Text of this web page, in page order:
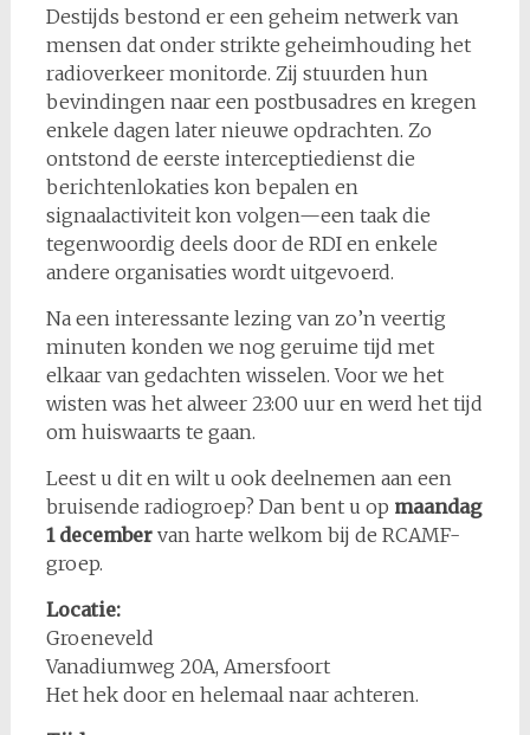
Destijds bestond er een geheim netwerk van
mensen dat onder strikte geheimhouding het
radioverkeer monitorde. Zij stuurden hun
bevindingen naar een postbusadres en kregen
enkele dagen later nieuwe opdrachten. Zo
ontstond de eerste interceptiedienst die
berichtenlokaties kon bepalen en
signaalactiviteit kon volgen—een taak die
tegenwoordig deels door de RDI en enkele
andere organisaties wordt uitgevoerd.
Na een interessante lezing van zo’n veertig
minuten konden we nog geruime tijd met
elkaar van gedachten wisselen. Voor we het
wisten was het alweer 23:00 uur en werd het tijd
om huiswaarts te gaan.
Leest u dit en wilt u ook deelnemen aan een
bruisende radiogroep? Dan bent u op maandag
1 decembervan harte welkom bij de RCAMF-
groep.
Locatie:
Groeneveld
Vanadiumweg 20A, Amersfoort
Het hek door en helemaal naar achteren.